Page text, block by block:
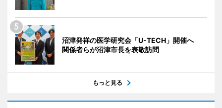
沼津発祥の医学研究会「U-TECH」開催へ
関係者らが沼津市長を表敬訪問
もっと見る